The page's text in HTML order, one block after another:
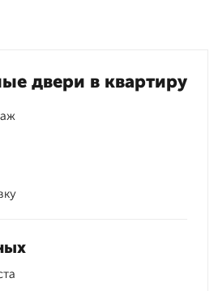
двери в квартиру